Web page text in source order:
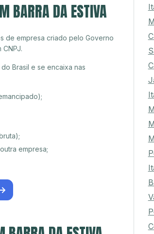
BARRA DA ESTIVA
de empresa criado pelo Governo
Brasil e se encaixa nas
empresa;